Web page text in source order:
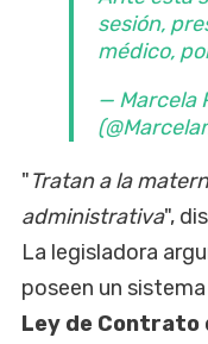
sesión,
médico,
— Marcela
"Tratan a la
administrativa",
La legisladora
poseen un
Ley de Contrato